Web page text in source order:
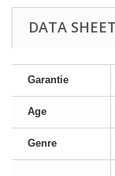
DATA SHEET
Garantie
Age
Genre